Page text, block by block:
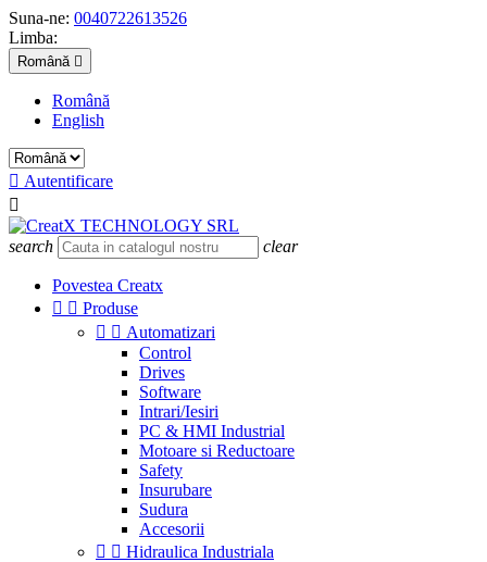
Suna-ne: 0040722613526
Limba:
Română 
Română
English
 Autentificare

search clear
Povestea Creatx
  Produse
  Automatizari
Control
Drives
Software
Intrari/Iesiri
PC & HMI Industrial
Motoare si Reductoare
Safety
Insurubare
Sudura
Accesorii
  Hidraulica Industriala